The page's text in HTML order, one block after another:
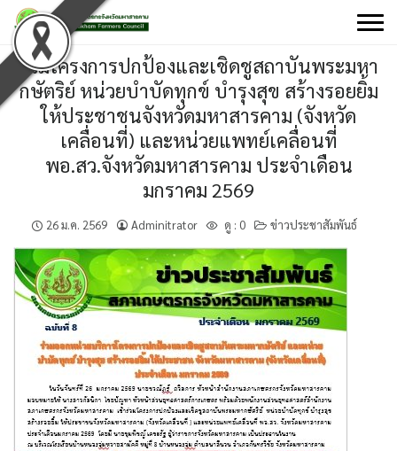
Skip
to
content
ร่วมโครงการปกป้องและเชิดชูสถาบันพระมหา
กษัตริย์ หน่วยบำบัดทุกข์ บำรุงสุข สร้างรอยยิ้ม
ให้ประชาชนจังหวัดมหาสารคาม (จังหวัด
เคลื่อนที่) และหน่วยแพทย์เคลื่อนที่
พอ.สว.จังหวัดมหาสารคาม ประจำเดือน
มกราคม 2569
26 ม.ค. 2569 Adminitrator ดู : 0 ข่าวประชาสัมพันธ์